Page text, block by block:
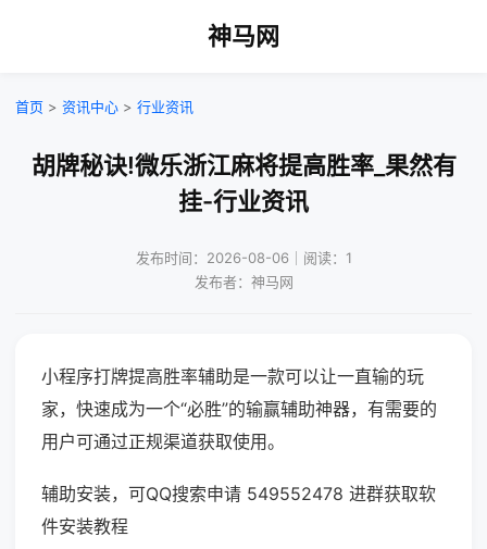
神马网
首页 > 资讯中心 > 行业资讯
胡牌秘诀!微乐浙江麻将提高胜率_果然有
挂-行业资讯
发布时间：2026-08-06｜阅读：1
发布者：神马网
小程序打牌提高胜率辅助是一款可以让一直输的玩
家，快速成为一个“必胜”的输赢辅助神器，有需要的
用户可通过正规渠道获取使用。
辅助安装，可QQ搜索申请 549552478 进群获取软
件安装教程